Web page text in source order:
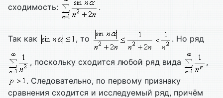
сходимость:
.
Так как , то . Но ряд
, поскольку сходится любой ряд вида
,
. Следовательно, по первому признаку
сравнения сходится и исследуемый ряд, причём